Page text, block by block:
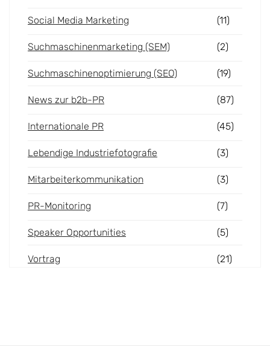
Social Media Marketing (11)
Suchmaschinenmarketing (SEM) (2)
Suchmaschinenoptimierung (SEO) (19)
News zur b2b-PR (87)
Internationale PR (45)
Lebendige Industriefotografie (3)
Mitarbeiterkommunikation (3)
PR-Monitoring (7)
Speaker Opportunities (5)
Vortrag (21)